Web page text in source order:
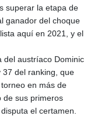
superar la etapa de
ganador del choque
aquí en 2021, y el
del austríaco Dominic
del ranking, que
en más de
de sus primeros
el certamen.